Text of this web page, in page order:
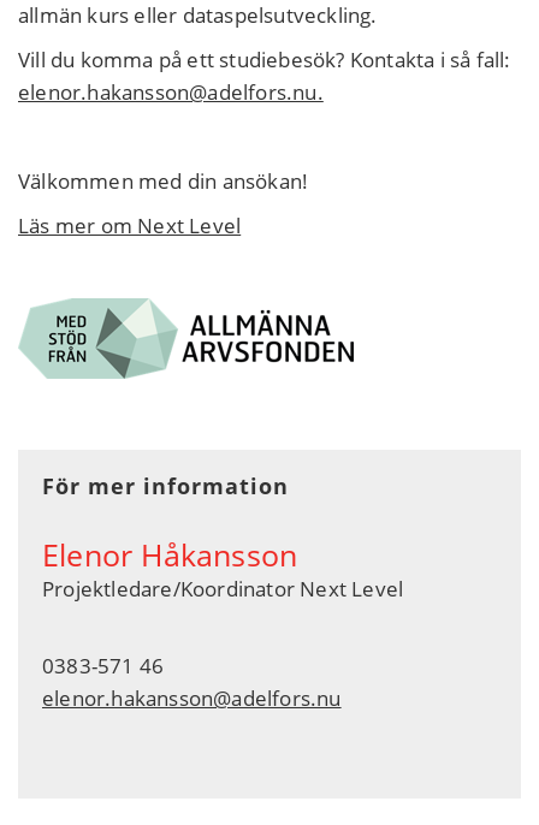
allmän kurs eller dataspelsutveckling.
Vill du komma på ett studiebesök? Kontakta i så fall:
elenor.hakansson@adelfors.nu.
Välkommen med din ansökan!
Läs mer om Next Level
För mer information
Elenor Håkansson
Projektledare/Koordinator Next Level
0383-571 46
elenor.hakansson@adelfors.nu